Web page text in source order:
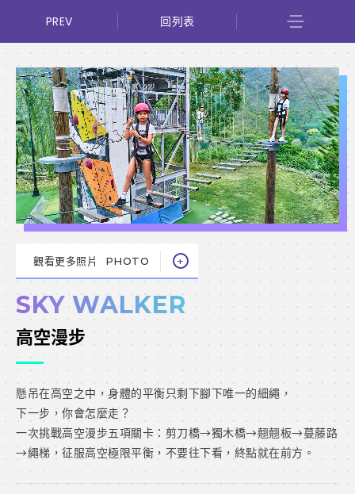
SKY WALKER
高空漫步
懸吊在高空之中，身體的平衡只剩下腳下唯一的細繩，
下一步，你會怎麼走？
一次挑戰高空漫步五項關卡：剪刀橋→獨木橋→翹翹板→蔓藤路
→繩梯，征服高空極限平衡，不要往下看，終點就在前方。
觀看更多照片 PHOTO
PREV 回列表